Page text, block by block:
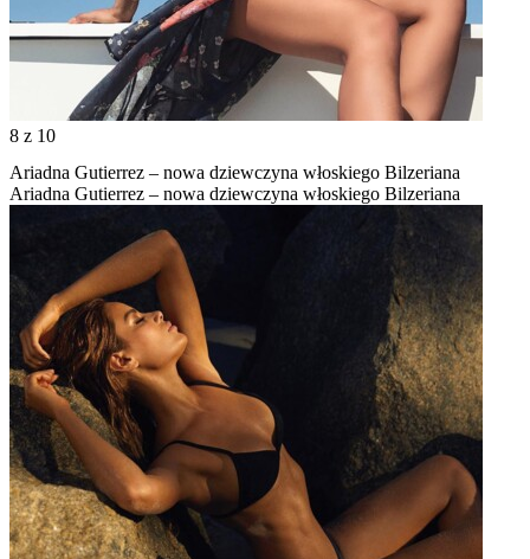
8 z 10
Ariadna Gutierrez – nowa dziewczyna włoskiego Bilzeriana
Ariadna Gutierrez – nowa dziewczyna włoskiego Bilzeriana